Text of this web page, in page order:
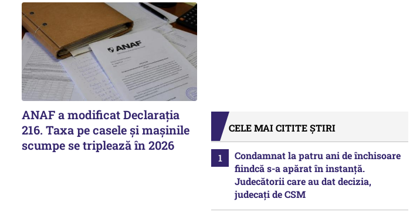
ANAF a modificat Declarația
216. Taxa pe casele și mașinile
scumpe se triplează în 2026
CELE MAI CITITE ȘTIRI
Condamnat la patru ani de închisoare
fiindcă s-a apărat în instanță.
Judecătorii care au dat decizia,
judecați de CSM